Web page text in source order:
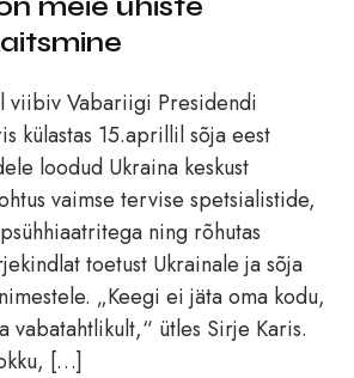
viibiv Vabariigi Presidendi
külastas 15.aprillil sõja eest
loodud Ukraina keskust
vaimse tervise spetsialistide,
ning rõhutas
toetust Ukrainale ja sõja
„Keegi ei jäta oma kodu,
vabatahtlikult,“ ütles Sirje Karis.
[…]